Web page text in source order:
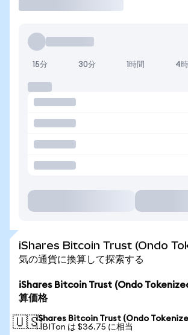
15分 30分 1時間 4
iShares Bitcoin Trust (Ondo
気の通貨に換算して探索する
iShares Bitcoin Trust (Ondo
算価格
🇺🇸iShares Bitcoin Trust (Ondo
1 IBITon は $36.75 に相当